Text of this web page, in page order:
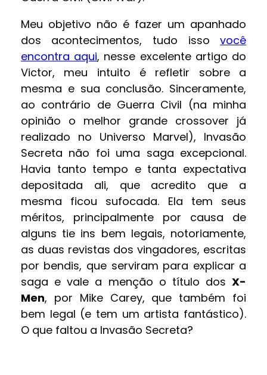
Meu objetivo não é fazer um apanhado
dos acontecimentos, tudo issovocê
encontra aqui, nesse excelente artigo do
Victor, meu intuito é refletir sobre a
mesma e sua conclusão. Sinceramente,
ao contrário de Guerra Civil (na minha
opinião o melhor grande crossover já
realizado no Universo Marvel), Invasão
Secreta não foi uma saga excepcional.
Havia tanto tempo e tanta expectativa
depositada ali, que acredito que a
mesma ficou sufocada. Ela tem seus
méritos, principalmente por causa de
alguns tie ins bem legais, notoriamente,
as duas revistas dos vingadores, escritas
por bendis, que serviram para explicar a
saga e vale a menção o título dosX-
Men, por Mike Carey, que também foi
bem legal (e tem um artista fantástico).
O que faltou a Invasão Secreta?